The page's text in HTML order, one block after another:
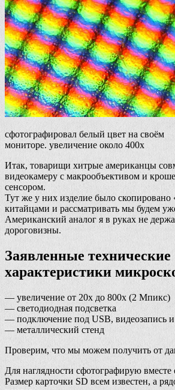
сфотографировал белый цвет на своём
мониторе. увеличение около 400х
Итак, товарищи хитрые американцы
видеокамеру с макрообъективом и
сенсором.
Тут же у них изделие было
китайцами и рассматривать мы будем
Американский аналог я в руках не
дороговизны.
Заявленные технические
характеристики
— увеличение от 20х до 800х (2 Мпикс)
— светодиодная подсветка
— подключение под USB, видеозапись
— металлический стенд
Проверим, что мы можем получить от
Для наглядности сфотографирую вместе
Размер карточки SD всем известен, а